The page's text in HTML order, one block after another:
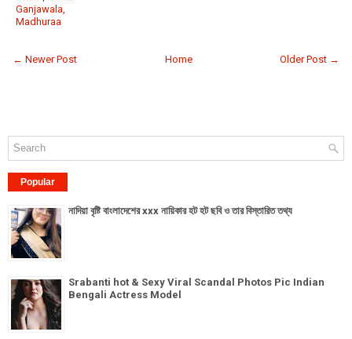
Ganjawala,
Madhuraa
← Newer Post Older Post →
Home
Popular
নাদিয়া বৃষ্টি বাংলাদেশের xxx নায়িকার হট হট ছবি ও তার বিস্তারিত তথ্য
Srabanti hot & Sexy Viral Scandal Photos Pic Indian
Bengali Actress Model